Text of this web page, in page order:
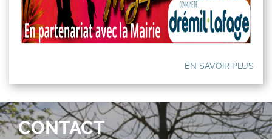
EN SAVOIR PLUS
CONTACT